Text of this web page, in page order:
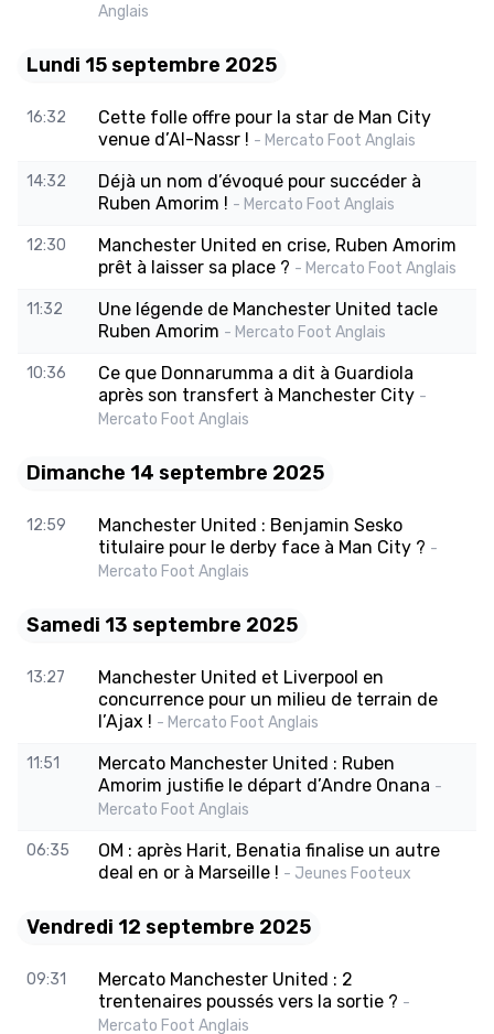
Anglais
Lundi 15 septembre 2025
16:32
Cette folle offre pour la star de Man City
venue d’Al-Nassr ! - Mercato Foot Anglais
14:32
Déjà un nom d’évoqué pour succéder à
Ruben Amorim ! - Mercato Foot Anglais
12:30
Manchester United en crise, Ruben Amorim
prêt à laisser sa place ? - Mercato Foot Anglais
11:32
Une légende de Manchester United tacle
Ruben Amorim - Mercato Foot Anglais
10:36
Ce que Donnarumma a dit à Guardiola
après son transfert à Manchester City -
Mercato Foot Anglais
Dimanche 14 septembre 2025
12:59
Manchester United : Benjamin Sesko
titulaire pour le derby face à Man City ? -
Mercato Foot Anglais
Samedi 13 septembre 2025
13:27
Manchester United et Liverpool en
concurrence pour un milieu de terrain de
l’Ajax ! - Mercato Foot Anglais
11:51
Mercato Manchester United : Ruben
Amorim justifie le départ d’Andre Onana -
Mercato Foot Anglais
06:35
OM : après Harit, Benatia finalise un autre
deal en or à Marseille ! - Jeunes Footeux
Vendredi 12 septembre 2025
09:31
Mercato Manchester United : 2
trentenaires poussés vers la sortie ? -
Mercato Foot Anglais